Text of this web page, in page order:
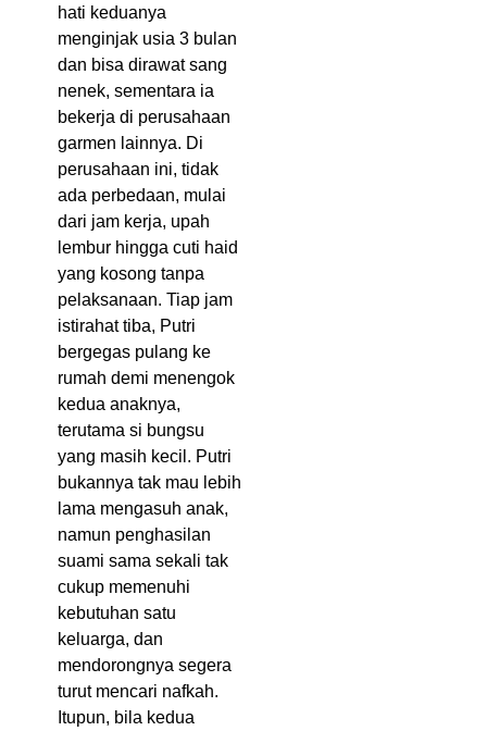
hati keduanya
menginjak usia 3 bulan
dan bisa dirawat sang
nenek, sementara ia
bekerja di perusahaan
garmen lainnya. Di
perusahaan ini, tidak
ada perbedaan, mulai
dari jam kerja, upah
lembur hingga cuti haid
yang kosong tanpa
pelaksanaan. Tiap jam
istirahat tiba, Putri
bergegas pulang ke
rumah demi menengok
kedua anaknya,
terutama si bungsu
yang masih kecil. Putri
bukannya tak mau lebih
lama mengasuh anak,
namun penghasilan
suami sama sekali tak
cukup memenuhi
kebutuhan satu
keluarga, dan
mendorongnya segera
turut mencari nafkah.
Itupun, bila kedua